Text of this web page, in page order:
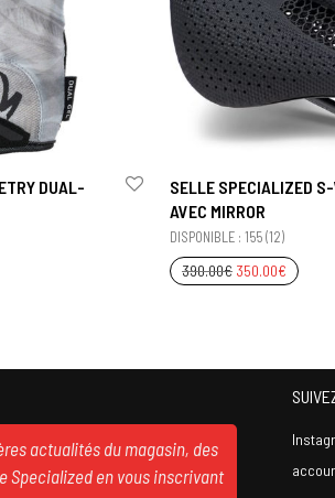
DUAL-
SELLE SPECIALIZED
AVEC MIRROR
DISPONIBLE : 155 (12)
390.00€ 350.00€
actualités du magasin, des
Specialized en vous inscrivant